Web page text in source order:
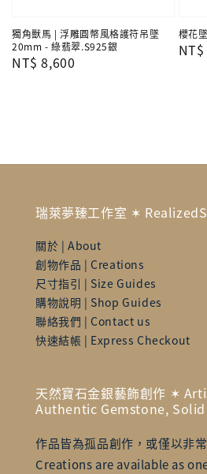
獨角獸馬 | 浮雕圓幣風格護符吊墜
20mm - 綠翡翠.S925銀
Regular
NT$ 8,600
櫻花
瑞萊夢臻工作室 ✶
關於 | About
創物作品 | Creations
尺寸指引 | Size Guides
購物說明 | Shop Guides
聯絡我們 | Contact us
快速結帳 | Express Checkout
天然寶石金銀藝飾創作 ✶
Authentic Gemstone,
作品皆為孤品創作，或僅以非
Creations are available as